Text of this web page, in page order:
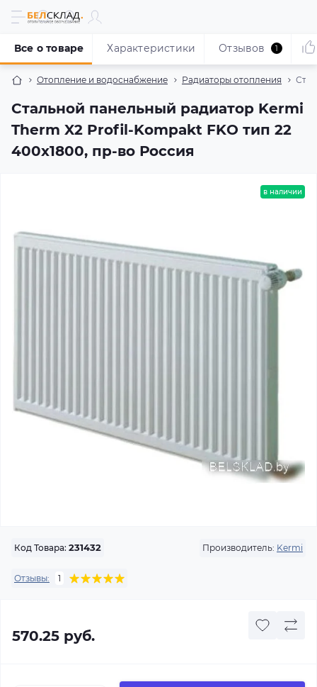
Отопление и водоснабжение Радиаторы отопления
Стальной панельный радиатор Kermi
Therm X2 Profil-Kompakt FKO тип 22
400x1800, пр-во Россия
Все о товаре Характеристики Отзывов 1
в наличии
Код Товара: 231432 Производитель: Kermi
Отзывы: 1
570.25 руб.